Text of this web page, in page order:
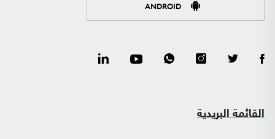
ANDROID
القائمة البريدية